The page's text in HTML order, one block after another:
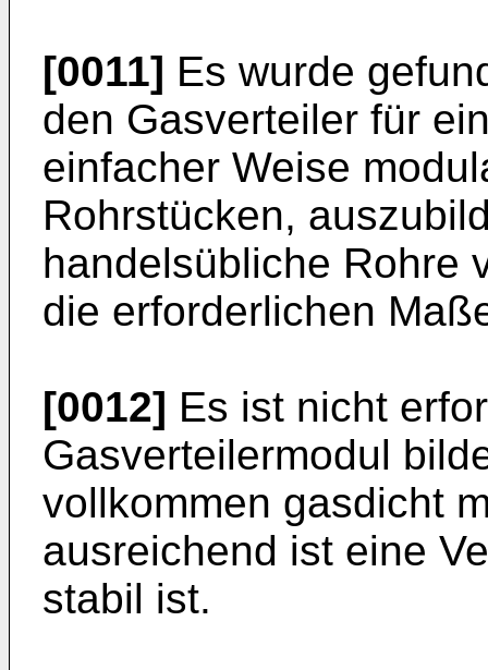
[0011] Es wurde
den Gasverteiler für
einfacher Weise
Rohrstücken,
handelsübliche Rohre
die erforderlichen
[0012] Es ist nicht
Gasverteilermodul
vollkommen gasdicht
ausreichend ist eine
stabil ist.